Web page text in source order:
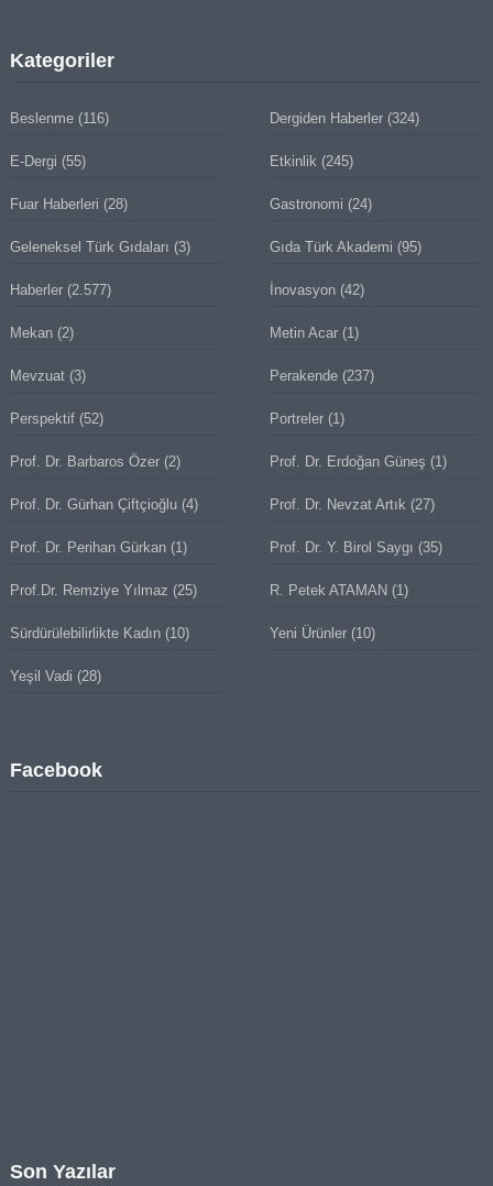
Kategoriler
Beslenme(116) Dergiden Haberler (324)
E-Dergi (55) Etkinlik (245)
Fuar Haberleri (28) Gastronomi (24)
Geleneksel Türk Gıdaları (3) Gıda Türk Akademi (95)
Haberler(2.577) İnovasyon (42)
Mekan(2) Metin Acar (1)
Mevzuat(3) Perakende (237)
Perspektif(52) Portreler (1)
Prof. Dr. Barbaros Özer(2) Prof. Dr. Erdoğan Güneş (1)
Prof. Dr. Gürhan Çiftçioğlu(4) Prof. Dr. Nevzat Artık (27)
Prof. Dr. Perihan Gürkan(1) Prof. Dr. Y. Birol Saygı (35)
Prof.Dr. Remziye Yılmaz (25) R. Petek ATAMAN (1)
Sürdürülebilirlikte Kadın(10) Yeni Ürünler (10)
Yeşil Vadi (28)
Facebook
Son Yazılar